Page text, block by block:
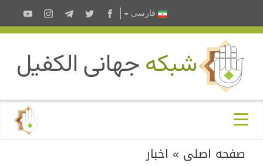
فارسى
صفحه اصلی » اخبار